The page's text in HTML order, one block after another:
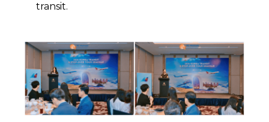
transit.